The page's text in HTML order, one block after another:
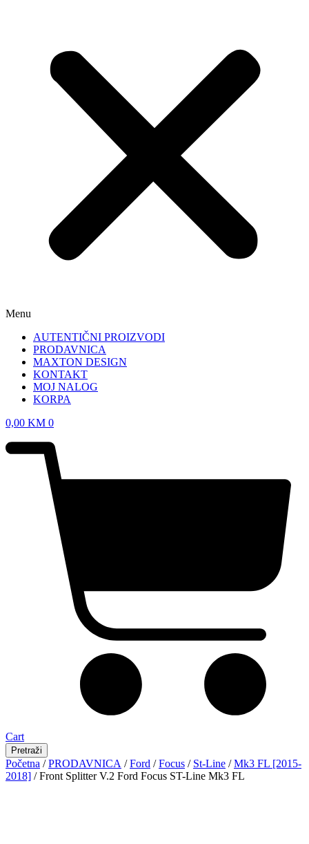
Menu
AUTENTIČNI PROIZVODI
PRODAVNICA
MAXTON DESIGN
KONTAKT
MOJ NALOG
KORPA
0,00 KM 0
Cart
Pretraži
Početna /PRODAVNICA /Ford /Focus / St-Line /Mk3 FL [2015-
2018] / Front Splitter V.2 Ford Focus ST-Line Mk3 FL